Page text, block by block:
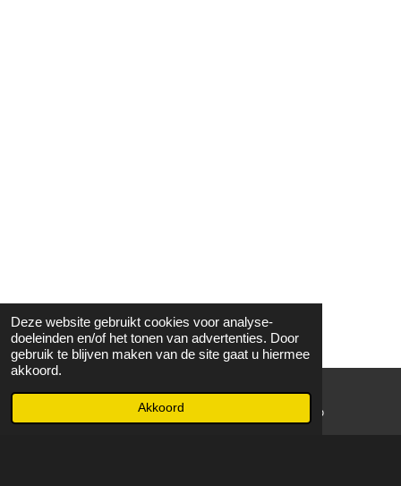
Deze website gebruikt cookies voor analyse-
doeleinden en/of het tonen van advertenties. Door
gebruik te blijven maken van de site gaat u hiermee
akkoord.
Akkoord WhatsApp